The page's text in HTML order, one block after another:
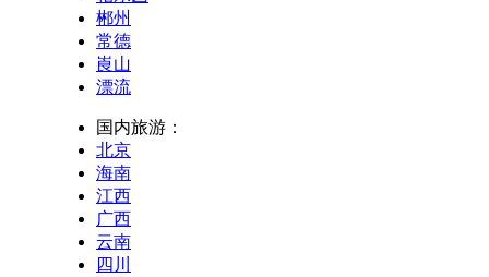
郴州
常德
崀山
漂流
国内旅游：
北京
海南
江西
广西
云南
四川